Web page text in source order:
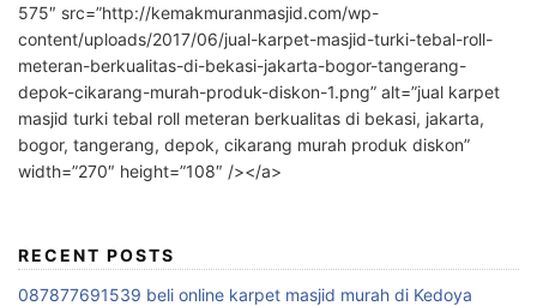
575″ src=”http://kemakmuranmasjid.com/wp-
content/uploads/2017/06/jual-karpet-masjid-turki-tebal-roll-
meteran-berkualitas-di-bekasi-jakarta-bogor-tangerang-
depok-cikarang-murah-produk-diskon-1.png” alt=”jual karpet
masjid turki tebal roll meteran berkualitas di bekasi, jakarta,
bogor, tangerang, depok, cikarang murah produk diskon”
width=”270″ height=”108″ /></a>
RECENT POSTS
087877691539 beli online karpet masjid murah di Kedoya